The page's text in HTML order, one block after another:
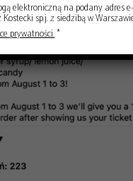
elektroniczną na podany adres
sp.j. z siedzibą w
prywatności.*